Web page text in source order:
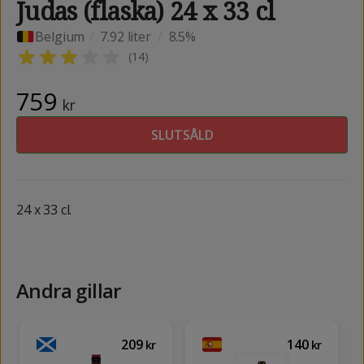
Judas (flaska) 24 x 33 cl
Belgium 7.92 liter 8.5%
(14)
759 kr
SLUTSÅLD
24 x 33 cl.
Andra gillar
209 kr 140 kr